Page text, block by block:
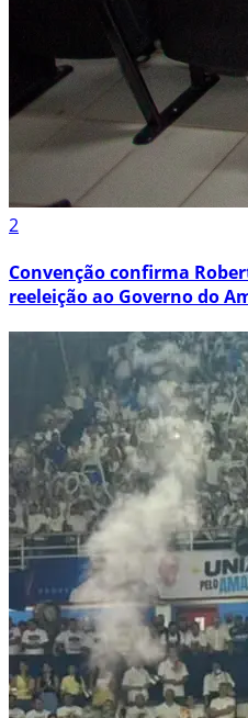
2
Convenção confirma
reeleição ao Governo do